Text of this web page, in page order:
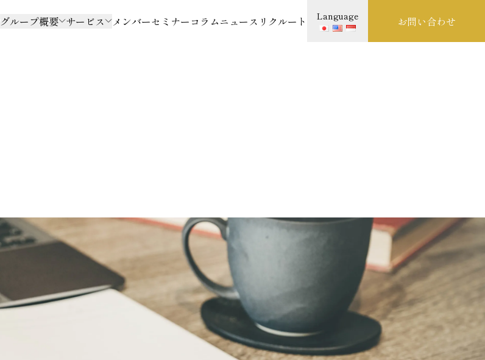
グループ概要 サービス メンバーセミナー コラムニュース リクルート Language お問い合わせ